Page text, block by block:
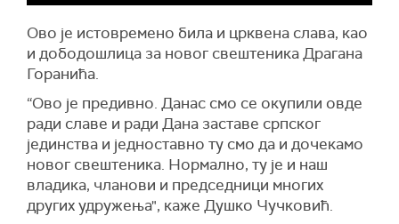
Ово је истовремено била и црквена слава, као
и дободошлица за новог свештеника Драгана
Горанића.
“Ово је предивно. Данас смо се окупили овде
ради славе и ради Дана заставе српског
јединства и једноставно ту смо да и дочекамо
новог свештеника. Нормално, ту је и наш
владика, чланови и председници многих
других удружења", каже Душко Чучковић.